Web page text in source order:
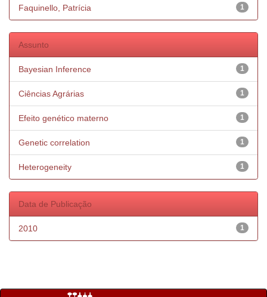
1
Faquinello, Patrícia
Assunto
1
Bayesian Inference
1
Ciências Agrárias
1
Efeito genético materno
1
Genetic correlation
1
Heterogeneity
Data de Publicação
1
2010